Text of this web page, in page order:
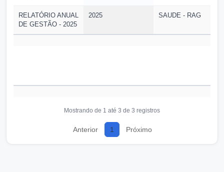
RELATÓRIO ANUAL
DE GESTÃO - 2025
2025 SAUDE - RAG
Mostrando de 1 até 3 de 3 registros
Anterior 1 Próximo